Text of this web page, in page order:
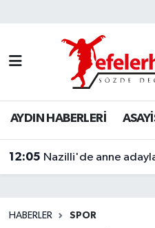
AYDIN HABERLERİ
12:05 Nazilli'de anne
HABERLER SPOR
Nöbetçi Eczaneler
Hava Durumu
Aydin Namaz
Trafik Durumu